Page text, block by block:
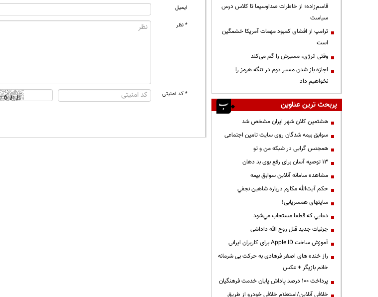
ایمیل
* نظر
* کد امنیتی
قاسم‌زاده؛ از خاطرات صداوسیما تا کلاس درس
سیاست
ترامپ از افشای کمبود مهمات آمریکا خشمگین
است
وقتی انرژی، مسیرش را گم می‌کند
اجازه باز شدن مسیر دوم در تنگه هرمز را
نخواهیم داد
پربحث ترین عناوین
هشتمین کلان شهر ایران مشخص شد
سوابق بیمه شدگان روی سایت تامین اجتماعی
همجنس گرایی در شبکه من و تو
13 توصیه آسان برای رفع بوی بد دهان
مشاهده سامانه آنلاين سوابق بیمه
حكم آيت‌الله مكارم درباره شاهين نجفي
سایتهای همسریابی!
دعايي كه قطعا مستجاب مي‌شود
جزئیات جدید قتل روح الله داداشی
آموزش ساخت Apple ID برای کاربران ایرانی
راز خنده های اصغر فرهادی به حرکت بی شرمانه
خانم بازیگر + عکس
پرداخت ۱۰۰ درصد پاداش پایان خدمت فرهنگیان
خلافی آنلاین/استعلام خلافی خودرو از طریق